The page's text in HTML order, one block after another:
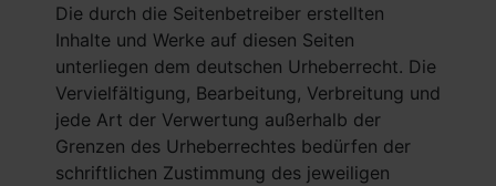
Die durch die Seitenbetreiber erstellten
Inhalte und Werke auf diesen Seiten
unterliegen dem deutschen Urheberrecht. Die
Vervielfältigung, Bearbeitung, Verbreitung und
jede Art der Verwertung außerhalb der
Grenzen des Urheberrechtes bedürfen der
schriftlichen Zustimmung des jeweiligen